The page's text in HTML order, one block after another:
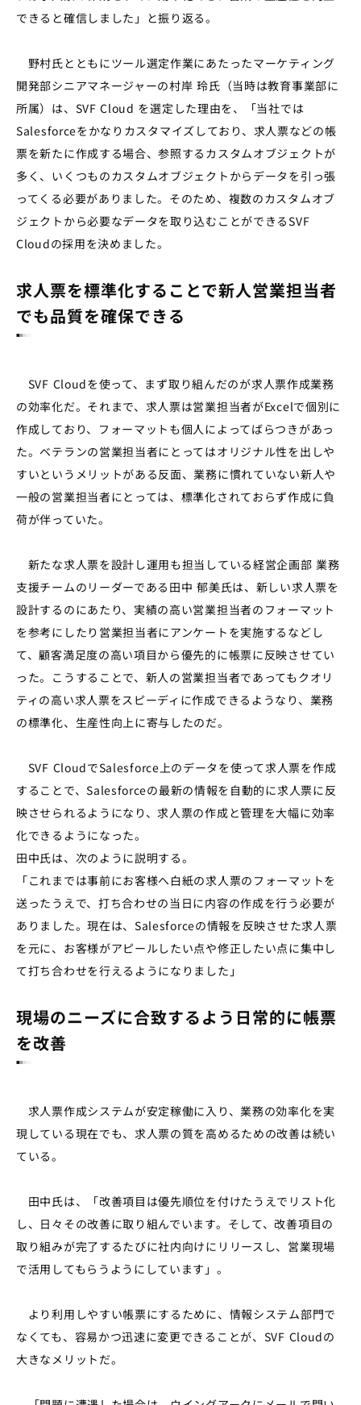
できると確信しました」と振り返る。
野村氏とともにツール選定作業にあたったマーケティング
開発部シニアマネージャーの村岸 玲氏（当時は教育事業部に
所属）は、SVF Cloud を選定した理由を、「当社では
Salesforceをかなりカスタマイズしており、求人票などの帳
票を新たに作成する場合、参照するカスタムオブジェクトが
多く、いくつものカスタムオブジェクトからデータを引っ張
ってくる必要がありました。そのため、複数のカスタムオブ
ジェクトから必要なデータを取り込むことができるSVF
Cloudの採用を決めました。
求人票を標準化することで新人営業担当者
でも品質を確保できる
SVF Cloudを使って、まず取り組んだのが求人票作成業務
の効率化だ。それまで、求人票は営業担当者がExcelで個別に
作成しており、フォーマットも個人によってばらつきがあっ
た。ベテランの営業担当者にとってはオリジナル性を出しや
すいというメリットがある反面、業務に慣れていない新人や
一般の営業担当者にとっては、標準化されておらず作成に負
荷が伴っていた。
新たな求人票を設計し運用も担当している経営企画部 業務
支援チームのリーダーである田中 郁美氏は、新しい求人票を
設計するのにあたり、実績の高い営業担当者のフォーマット
を参考にしたり営業担当者にアンケートを実施するなどし
て、顧客満足度の高い項目から優先的に帳票に反映させてい
った。こうすることで、新人の営業担当者であってもクオリ
ティの高い求人票をスピーディに作成できるようなり、業務
の標準化、生産性向上に寄与したのだ。
SVF CloudでSalesforce上のデータを使って求人票を作成
することで、Salesforceの最新の情報を自動的に求人票に反
映させられるようになり、求人票の作成と管理を大幅に効率
化できるようになった。
田中氏は、次のように説明する。
「これまでは事前にお客様へ白紙の求人票のフォーマットを
送ったうえで、打ち合わせの当日に内容の作成を行う必要が
ありました。現在は、Salesforceの情報を反映させた求人票
を元に、お客様がアピールしたい点や修正したい点に集中し
て打ち合わせを行えるようになりました」
現場のニーズに合致するよう日常的に帳票
を改善
求人票作成システムが安定稼働に入り、業務の効率化を実
現している現在でも、求人票の質を高めるための改善は続い
ている。
田中氏は、「改善項目は優先順位を付けたうえでリスト化
し、日々その改善に取り組んでいます。そして、改善項目の
取り組みが完了するたびに社内向けにリリースし、営業現場
で活用してもらうようにしています」。
より利用しやすい帳票にするために、情報システム部門で
なくても、容易かつ迅速に変更できることが、SVF Cloudの
大きなメリットだ。